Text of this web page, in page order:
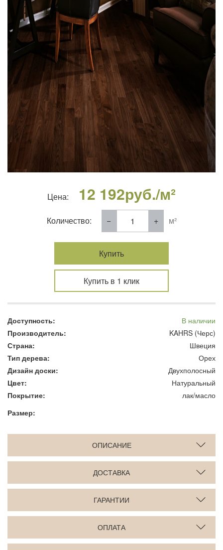
Цена: 12 192руб./м²
Количество: м²
Купить
Купить в 1 клик
Доступность:
В наличии
Производитель:
KAHRS (Черс)
Страна:
Швеция
Тип дерева:
Орех
Дизайн доски:
Двухполосный
Цвет:
Натуральный
Покрытие:
лак/масло
Размер:
ОПИСАНИЕ
ДОСТАВКА
ГАРАНТИИ
ОПЛАТА